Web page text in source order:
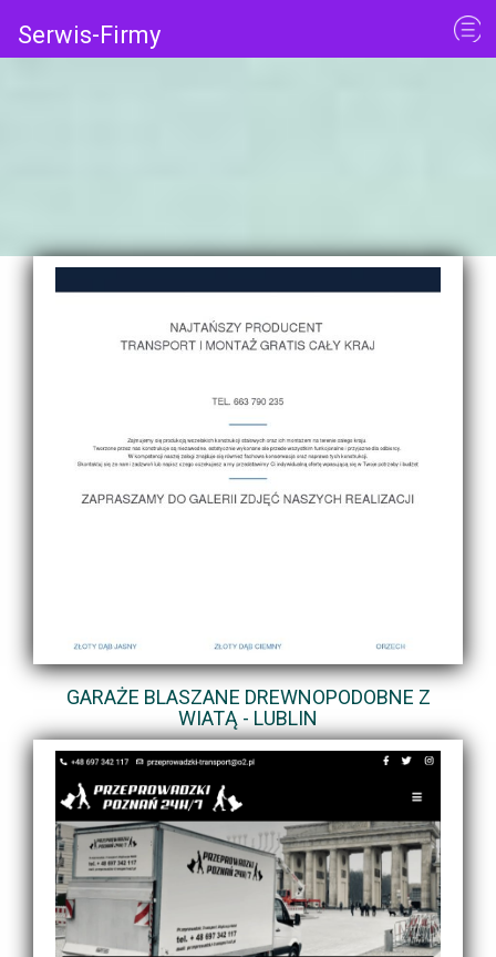
Serwis-Firmy
GARAŻE BLASZANE DREWNOPODOBNE Z
WIATĄ - LUBLIN